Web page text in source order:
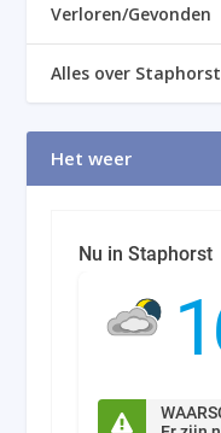
Verloren/Gevonden
Alles over Staphorst
Het weer